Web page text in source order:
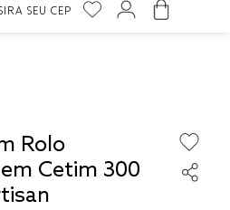
SEU CEP
Rolo
Cetim 300